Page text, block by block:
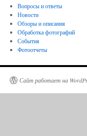
Вопросы и ответы
Новости
Обзоры и описания
Обработка фотографий
События
Фотоотчеты
Сайт работает на